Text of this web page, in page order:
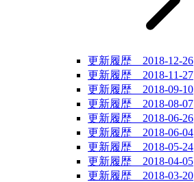
更新履歴 2018-12-26
更新履歴 2018-11-27
更新履歴 2018-09-10
更新履歴 2018-08-07
更新履歴 2018-06-26
更新履歴 2018-06-04
更新履歴 2018-05-24
更新履歴 2018-04-05
更新履歴 2018-03-20